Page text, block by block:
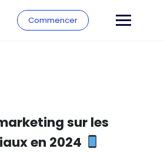
Commencer
sur les
en 2024